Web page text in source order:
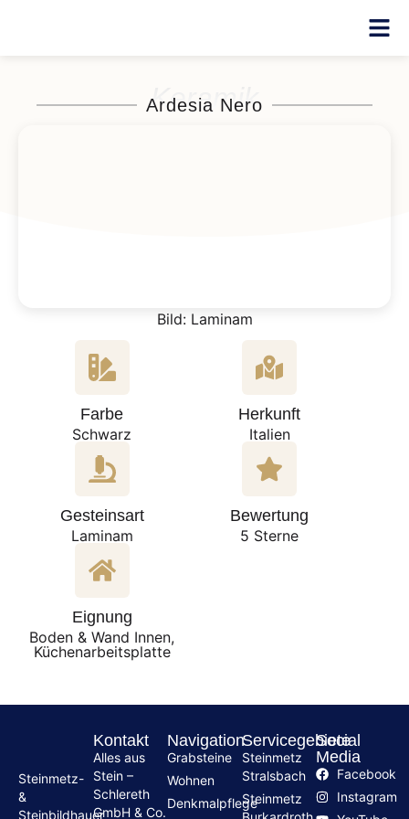
Keramik
Ardesia Nero
Bild: Laminam
Farbe
Schwarz
Herkunft
Italien
Gesteinsart
Laminam
Bewertung
5 Sterne
Eignung
Boden & Wand Innen,
Küchenarbeitsplatte
Steinmetz-
&
Steinbildhauer
Kontakt
Alles aus
Stein –
Schlereth
GmbH & Co.
Navigation
Grabsteine
Wohnen
Denkmalpflege
Servicegebiete
Steinmetz
Stralsbach
Steinmetz
Social
Media
Facebook
Instagram